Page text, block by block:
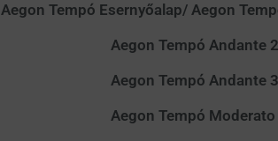
Aegon Tempó Esernyőalap/ Aegon
Aegon Tempó Andante 2
Aegon Tempó Andante 3
Aegon Tempó Moderato 4